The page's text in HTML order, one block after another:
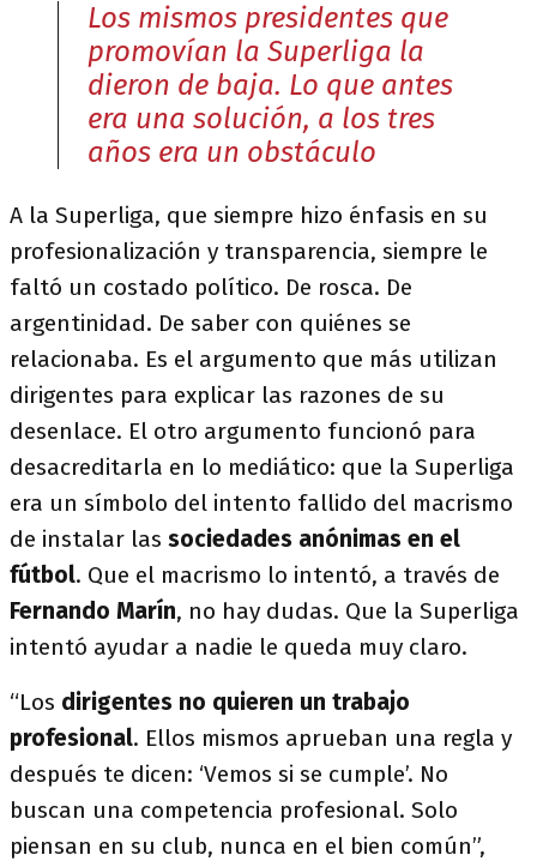
Los mismos presidentes que
promovían la Superliga la
dieron de baja. Lo que antes
era una solución, a los tres
años era un obstáculo
A la Superliga, que siempre hizo énfasis en su
profesionalización y transparencia, siempre le
faltó un costado político. De rosca. De
argentinidad. De saber con quiénes se
relacionaba. Es el argumento que más utilizan
dirigentes para explicar las razones de su
desenlace. El otro argumento funcionó para
desacreditarla en lo mediático: que la Superliga
era un símbolo del intento fallido del macrismo
de instalar las sociedades anónimas en el
fútbol. Que el macrismo lo intentó, a través de
Fernando Marín, no hay dudas. Que la Superliga
intentó ayudar a nadie le queda muy claro.
“Los dirigentes no quieren un trabajo
profesional. Ellos mismos aprueban una regla y
después te dicen: ‘Vemos si se cumple’. No
buscan una competencia profesional. Solo
piensan en su club, nunca en el bien común”,